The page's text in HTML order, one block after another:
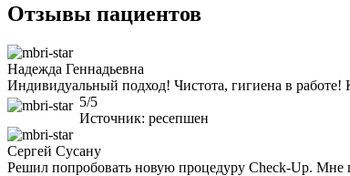
Отзывы пациентов
Надежда Геннадьевна
Индивидуальный подход! Чистота, гигиена в
5/5
Источник: ресепшен
Сергей Сусану
Решил попробовать новую процедуру Check-Up. Мне